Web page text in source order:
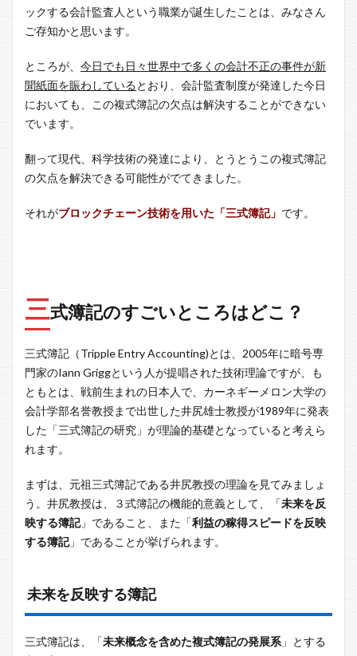
ックする会計監査人という職業が誕生したことは、みなさん
ご存知かと思います。
ところが、 今日でも日々世界中で多くの会計不正の事件が新
聞紙面を賑わしているとおり、会計監査制度が発達した今日
においても、この複式簿記の欠点は解決することができない
でいます。
翻って現代、科学技術の発達により、とうとうこの複式簿記
の欠点を解決できる可能性がでてきました。
それがブロックチェーン技術を用いた「三式簿記」 です。
三式簿記のすごいところはどこ？
三式簿記（Tripple Entry Accounting)とは、2005年に暗号専
門家のIann Griggという人が提唱された技術理論ですが、も
ともとは、戦前生まれの日本人で、カーネギーメロン大学の
会計学部名誉教授まで出世した井尻雄士教授が1989年に発表
した「三式簿記の研究」が理論的基礎となっていると考えら
れます。
まずは、元祖三式簿記である井尻教授の理論を見てみましょ
う。井尻教授は、３式簿記の機能的意義として、「未来を反
映する簿記」であること、また「利益の稼得スピードを反映
する簿記」であることが挙げられます。
未来を反映する簿記
三式簿記は、「未来概念を含めた複式簿記の発展系 」とする